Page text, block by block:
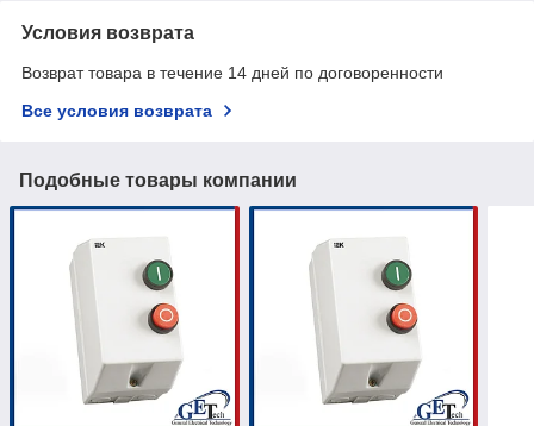
Условия возврата
Возврат товара в течение 14 дней по договоренности
Все условия возврата
Подобные товары компании